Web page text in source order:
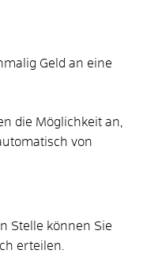
Geld an eine
die Möglichkeit an,
von
Stelle können Sie
erteilen.